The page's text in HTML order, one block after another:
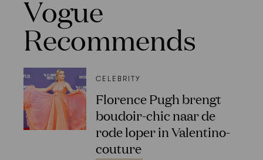
Vogue
Recommends
CELEBRITY
Florence Pugh brengt
boudoir-chic naar de
rode loper in Valentino-
couture